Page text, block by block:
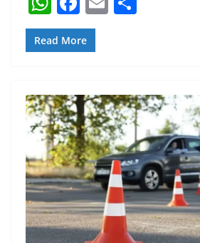
h
at
A
p
p
a
c
b
o
o
k
Read More